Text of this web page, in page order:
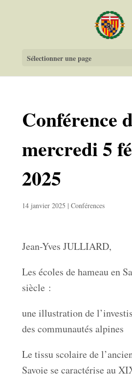
Sélectionner une page
Conférence
mercredi 5
2025
14 janvier 2025 | Conférences
Jean-Yves JULLIARD,
Les écoles de hameau en
siècle :
une illustration de
des communautés alpines
Le tissu scolaire de
Savoie se caractérise au